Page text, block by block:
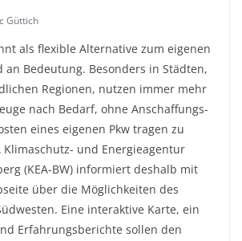
Güttich
als flexible Alternative zum eigenen
an Bedeutung. Besonders in Städten,
Regionen, nutzen immer mehr
nach Bedarf, ohne Anschaffungs-
eines eigenen Pkw tragen zu
Klimaschutz- und Energieagentur
(KEA-BW) informiert deshalb mit
über die Möglichkeiten des
Eine interaktive Karte, ein
Erfahrungsberichte sollen den